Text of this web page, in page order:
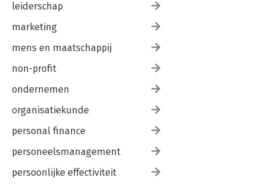
leiderschap
marketing
mens en maatschappij
non-profit
ondernemen
organisatiekunde
personal finance
personeelsmanagement
persoonlijke effectiviteit